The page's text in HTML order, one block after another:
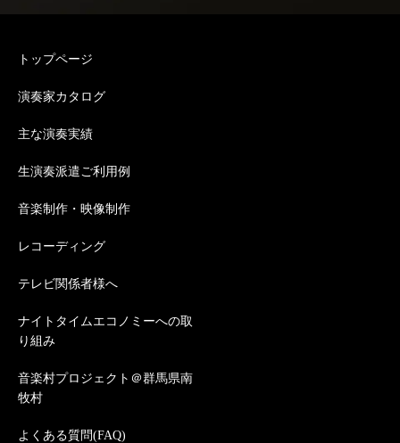
トップページ
演奏家カタログ
主な演奏実績
生演奏派遣ご利用例
音楽制作・映像制作
レコーディング
テレビ関係者様へ
ナイトタイムエコノミーへの取
り組み
音楽村プロジェクト＠群馬県南
牧村
よくある質問(FAQ)